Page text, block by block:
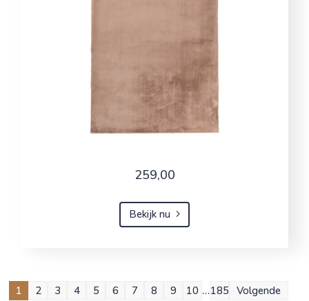
259,00
Bekijk nu
1 2 3 4 5 6 7 8 9 10 …185 Volgende